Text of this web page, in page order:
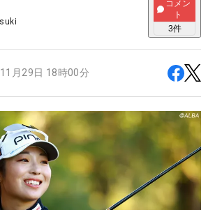
コメン
ト
3件
月29日 18時00分